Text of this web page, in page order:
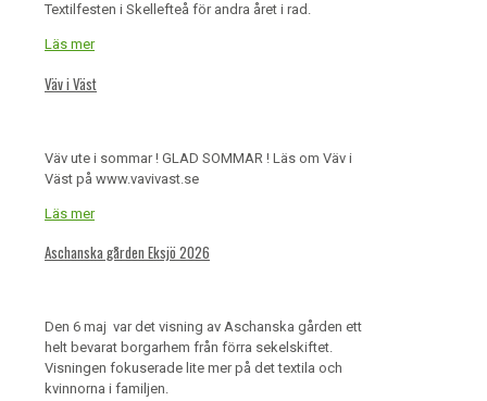
Textilfesten i Skellefteå för andra året i rad.
Läs mer
Väv i Väst
Väv ute i sommar ! GLAD SOMMAR ! Läs om Väv i
Väst på www.vavivast.se
Läs mer
Aschanska gården Eksjö 2026
Den 6 maj var det visning av Aschanska gården ett
helt bevarat borgarhem från förra sekelskiftet.
Visningen fokuserade lite mer på det textila och
kvinnorna i familjen.